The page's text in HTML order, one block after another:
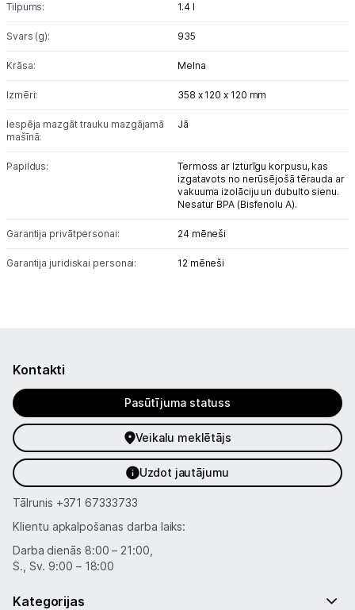
Kontakti
Tilpums: 1.4 l
Svars (g): 935
Krāsa: Melna
Izmēri: 358 x 120 x 120 mm
Iespēja mazgāt trauku mazgājamā
mašīnā:
Jā
Papildus:
Termoss ar Izturīgu korpusu, kas
izgatavots no nerūsējošā tērauda ar
vakuuma izolāciju un dubulto sienu.
Nesatur BPA (Bisfenolu A).
Garantija privātpersonai: 24 mēneši
Garantija juridiskai personai: 12 mēneši
Kontakti
Pasūtījuma statuss
Veikalu meklētājs
Uzdot jautājumu
Tālrunis +371 67333733
Klientu apkalpošanas darba laiks:
Darba dienās 8:00 – 21:00,
S., Sv. 9:00 – 18:00
Kategorijas